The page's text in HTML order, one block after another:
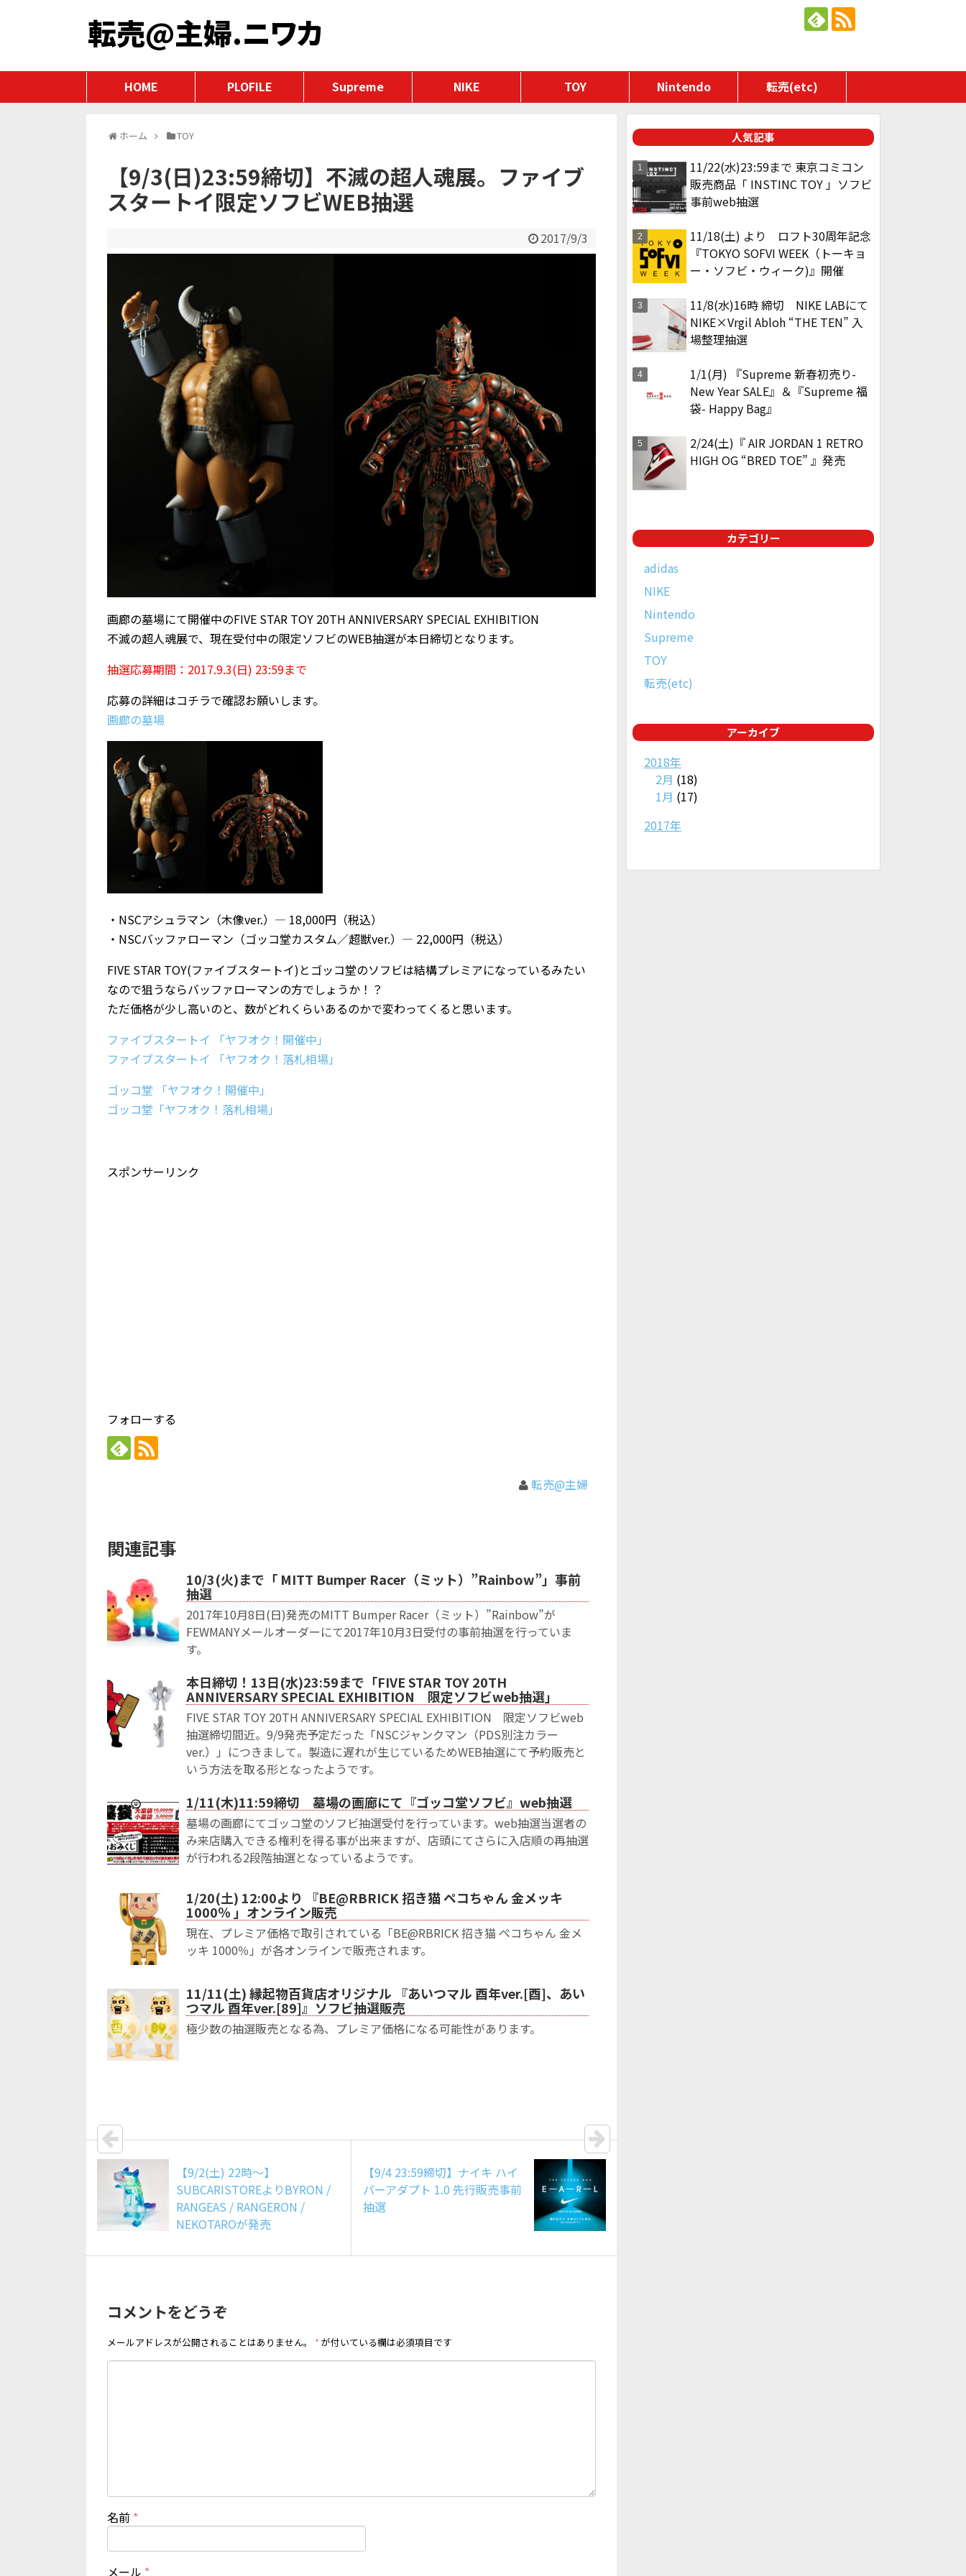
転売@主婦.ニワカ
HOME PLOFILE Supreme NIKE TOY Nintendo 転売(etc)
ホーム TOY
【9/3(日)23:59締切】不滅の超人魂展。ファイブ
スタートイ限定ソフビWEB抽選
2017/9/3
画廊の墓場にて開催中のFIVE STAR TOY 20TH ANNIVERSARY SPECIAL EXHIBITION
不滅の超人魂展で、現在受付中の限定ソフビのWEB抽選が本日締切となります。
抽選応募期間：2017.9.3(日) 23:59まで
応募の詳細はコチラで確認お願いします。
画廊の墓場
・NSCアシュラマン（木像ver.）— 18,000円（税込）
・NSCバッファローマン（ゴッコ堂カスタム／超獣ver.）— 22,000円（税込）
FIVE STAR TOY(ファイブスタートイ)とゴッコ堂のソフビは結構プレミアになっているみたい
なので狙うならバッファローマンの方でしょうか！？
ただ価格が少し高いのと、数がどれくらいあるのかで変わってくると思います。
ファイブスタートイ 「ヤフオク！開催中」
ファイブスタートイ 「ヤフオク！落札相場」
ゴッコ堂 「ヤフオク！開催中」
ゴッコ堂「ヤフオク！落札相場」
スポンサーリンク
フォローする
転売@主婦
関連記事
10/3(火)まで「 MITT Bumper Racer（ミット）”Rainbow”」事前
抽選
2017年10月8日(日)発売のMITT Bumper Racer（ミット）”Rainbow”が
FEWMANYメールオーダーにて2017年10月3日受付の事前抽選を行っていま
す。
本日締切！13日(水)23:59まで「FIVE STAR TOY 20TH
ANNIVERSARY SPECIAL EXHIBITION 限定ソフビweb抽選」
FIVE STAR TOY 20TH ANNIVERSARY SPECIAL EXHIBITION 限定ソフビweb
抽選締切間近。9/9発売予定だった「NSCジャンクマン（PDS別注カラー
ver.）」につきまして。製造に遅れが生じているためWEB抽選にて予約販売と
いう方法を取る形となったようです。
1/11(木)11:59締切 墓場の画廊にて『ゴッコ堂ソフビ』web抽選
墓場の画廊にてゴッコ堂のソフビ抽選受付を行っています。web抽選当選者の
み来店購入できる権利を得る事が出来ますが、店頭にてさらに入店順の再抽選
が行われる2段階抽選となっているようです。
1/20(土) 12:00より 『BE@RBRICK 招き猫 ペコちゃん 金メッキ
1000％ 」オンライン販売
現在、プレミア価格で取引されている「BE@RBRICK 招き猫 ペコちゃん 金メ
ッキ 1000％」が各オンラインで販売されます。
11/11(土) 縁起物百貨店オリジナル 『あいつマル 酉年ver.[酉]、あい
つマル 酉年ver.[89]』ソフビ抽選販売
極少数の抽選販売となる為、プレミア価格になる可能性があります。
【9/2(土) 22時～】
SUBCARISTOREよりBYRON /
RANGEAS / RANGERON /
NEKOTAROが発売
【9/4 23:59締切】ナイキ ハイ
パーアダプト 1.0 先行販売事前
抽選
コメントをどうぞ
メールアドレスが公開されることはありません。 * が付いている欄は必須項目です
名前 *
メール *
人気記事
11/22(水)23:59まで 東京コミコン
販売商品「 INSTINC TOY 」ソフビ
事前web抽選
11/18(土) より ロフト30周年記念
『TOKYO SOFVI WEEK（トーキョ
ー・ソフビ・ウィーク)』開催
11/8(水)16時 締切 NIKE LABにて
NIKE×Vrgil Abloh “THE TEN” 入
場整理抽選
1/1(月) 『Supreme 新春初売り-
New Year SALE』＆『Supreme 福
袋- Happy Bag』
2/24(土)『 AIR JORDAN 1 RETRO
HIGH OG “BRED TOE” 』発売
カテゴリー
adidas
NIKE
Nintendo
Supreme
TOY
転売(etc)
アーカイブ
2018年
2月 (18)
1月 (17)
2017年